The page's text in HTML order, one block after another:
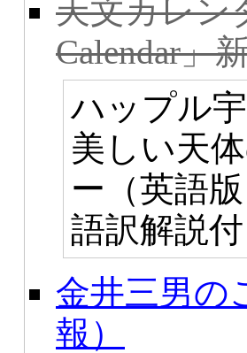
天文カレン
Calendar」
ハップル
美しい天
ー（英語
語訳解説
金井三男の
報）